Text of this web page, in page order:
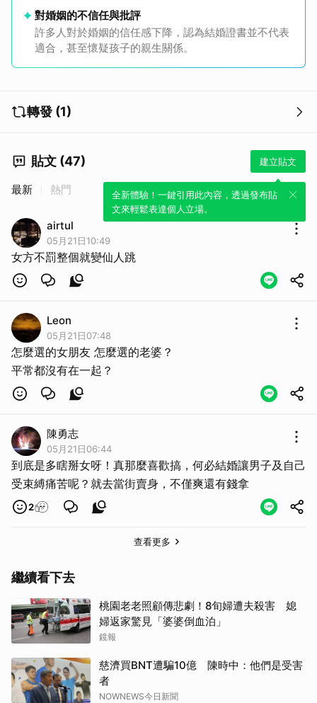
對婚姻的不信任與批評
許多人對於婚姻的信任感下降，認為結婚證書並不代表
適合，甚至懷疑孩子的親生關係。
轉發 (1)
貼文 (47) 建立貼文
全新體驗！一鍵引用此內容，透過發布貼
文來輕鬆表達個人立場。
最新 熱門
airtul
05月21日10:49
女方不罰整個就變仙人跳
Leon
05月21日07:48
怎麼選的女朋友 怎麼選的老婆？
平常都沒有在一起？
陳勇志
05月21日06:44
到底是多瞎掰女呀！真那麼喜歡搞，何必結婚讓男子及自己
受束縛痛苦呢？就去當街賣身，不僅爽還有錢拿
2
查看更多
繼續看下去
桃園老老照顧傳悲劇！8旬婦遭夫殺害 媳
婦返家驚見「婆婆倒血泊」
鏡報
慈濟買BNT遭騙10億 陳時中：他們是受害
者
NOWNEWS今日新聞